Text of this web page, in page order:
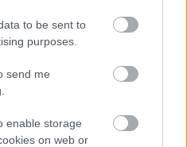
to be sent to
purposes.
send me
enable storage
on web or